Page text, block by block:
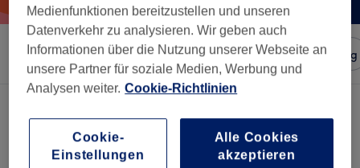
Sortieren nach Salons Expressangebote Bewertung
Medienfunktionen bereitzustellen und unseren
Datenverkehr zu analysieren. Wir geben auch
Informationen über die Nutzung unserer Webseite an
unsere Partner für soziale Medien, Werbung und
Analysen weiter. Cookie-Richtlinien
Cookie-
Einstellungen
Alle Cookies
akzeptieren